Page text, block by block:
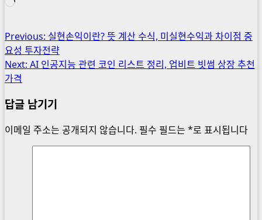
로
중...
Post
navigation
Previous: 실현손익이란? 뜻 계산 수식, 미실현수익과 차이점 중
요성 투자전략
Next: AI 인공지능 관련 코인 리스트 정리, 업비트 빗썸 상장 추천
가격
답글 남기기
이메일 주소는 공개되지 않습니다. 필수 필드는 *로 표시됩니다